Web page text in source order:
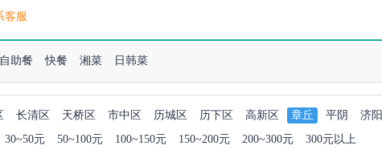
客服
自助餐 快餐 湘菜 日韩菜
长清区 天桥区 市中区 历城区 历下区 高新区 章丘 平阴 济阳
30~50元 50~100元 100~150元 150~200元 200~300元 300元以上